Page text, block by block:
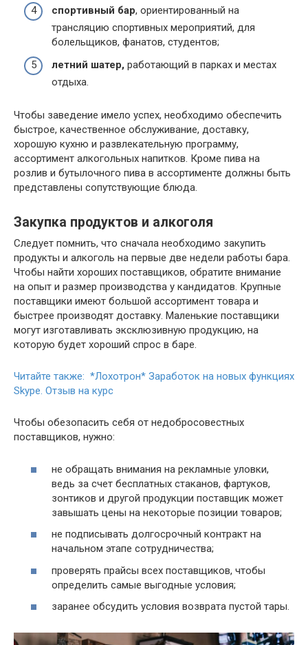
спортивный бар, ориентированный на
трансляцию спортивных мероприятий, для
болельщиков, фанатов, студентов;
летний шатер, работающий в парках и местах
отдыха.
Чтобы заведение имело успех, необходимо обеспечить
быстрое, качественное обслуживание, доставку,
хорошую кухню и развлекательную программу,
ассортимент алкогольных напитков. Кроме пива на
розлив и бутылочного пива в ассортименте должны быть
представлены сопутствующие блюда.
Закупка продуктов и алкоголя
Следует помнить, что сначала необходимо закупить
продукты и алкоголь на первые две недели работы бара.
Чтобы найти хороших поставщиков, обратите внимание
на опыт и размер производства у кандидатов. Крупные
поставщики имеют большой ассортимент товара и
быстрее производят доставку. Маленькие поставщики
могут изготавливать эксклюзивную продукцию, на
которую будет хороший спрос в баре.
Читайте также: *Лохотрон* Заработок на новых функциях
Skype. Отзыв на курс
Чтобы обезопасить себя от недобросовестных
поставщиков, нужно:
не обращать внимания на рекламные уловки,
ведь за счет бесплатных стаканов, фартуков,
зонтиков и другой продукции поставщик может
завышать цены на некоторые позиции товаров;
не подписывать долгосрочный контракт на
начальном этапе сотрудничества;
проверять прайсы всех поставщиков, чтобы
определить самые выгодные условия;
заранее обсудить условия возврата пустой тары.